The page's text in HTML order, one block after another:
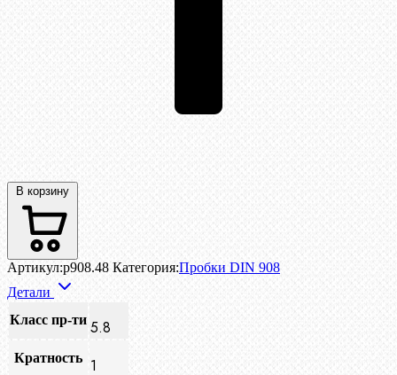
В корзину
Артикул:p908.48 Категория:Пробки DIN 908
Детали
Класс пр-ти 5.8
Кратность 1